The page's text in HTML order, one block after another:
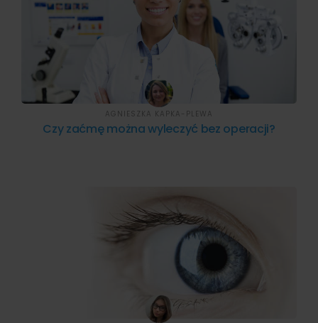
Czy zaćmę można wyleczyć bez operacji?
AGNIESZKA KAPKA-PLEWA